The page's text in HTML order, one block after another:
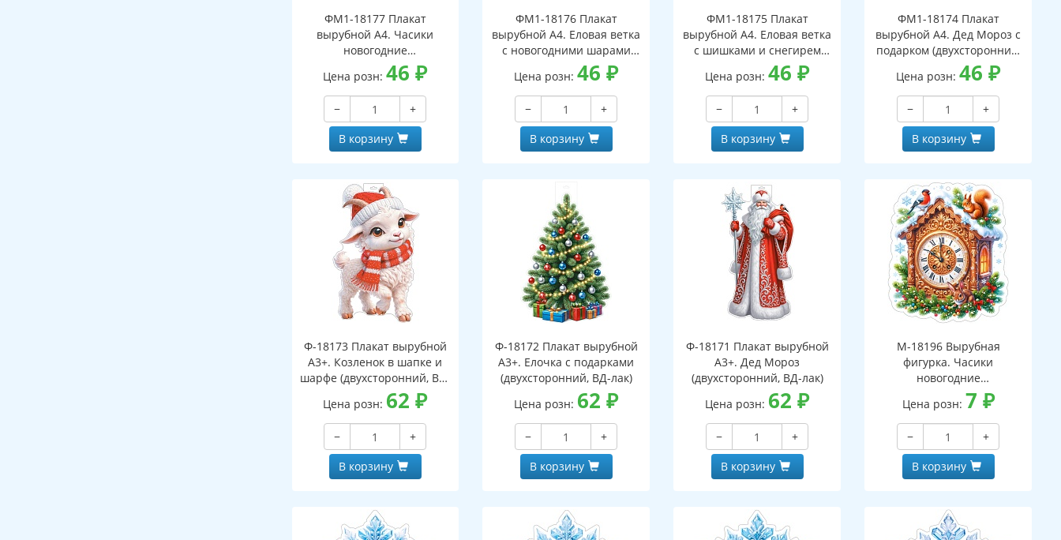
ФМ1-18177 Плакат
вырубной А4. Часики
новогодние
(двухсторонний, ВД-лак)
Цена розн:46₽
−
+
В корзину
ФМ1-18176 Плакат
вырубной А4. Еловая ветка
с новогодними шарами
(двухсторонний, ВД-лак)
Цена розн:46₽
−
+
В корзину
ФМ1-18175 Плакат
вырубной А4. Еловая ветка
с шишками и снегирем
(двухсторонний, ВД-лак)
Цена розн:46₽
−
+
В корзину
ФМ1-18174 Плакат
вырубной А4. Дед Мороз с
подарком (двухсторонний,
ВД-лак)
Цена розн:46₽
−
+
В корзину
Ф-18173 Плакат вырубной
А3+. Козленок в шапке и
шарфе (двухсторонний, ВД-
Цена розн: 62₽
−
+
В корзину
Ф-18172 Плакат вырубной
А3+. Елочка с подарками
(двухсторонний, ВД-лак)
Цена розн: 62₽
−
+
В корзину
Ф-18171 Плакат вырубной
А3+. Дед Мороз
(двухсторонний, ВД-лак)
Цена розн: 62₽
−
+
В корзину
М-18196 Вырубная
фигурка. Часики
новогодние
(двухсторонняя, ВД-лак)
Цена розн: 7 ₽
−
+
В корзину